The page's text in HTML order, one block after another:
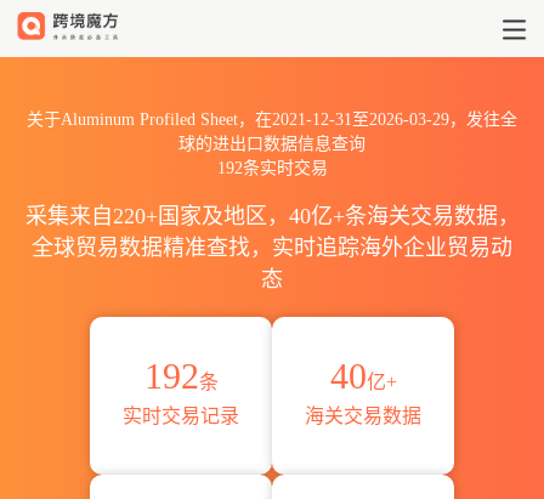
关于Aluminum Profiled Sheet，在2021-12-31至2026-03-29，发往全
球的进出口数据信息查询
192条实时交易
采集来自220+国家及地区，40亿+条海关交易数据，
全球贸易数据精准查找，实时追踪海外企业贸易动
态
192条
实时交易记录
40亿+
海关交易数据